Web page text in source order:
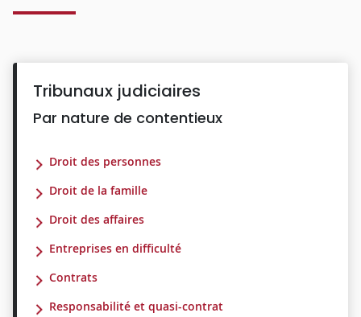
Tribunaux judiciaires
Par nature de contentieux
Droit des personnes
Droit de la famille
Droit des affaires
Entreprises en difficulté
Contrats
Responsabilité et quasi-contrat